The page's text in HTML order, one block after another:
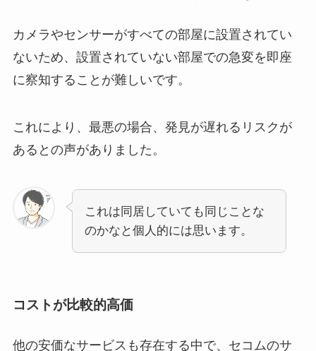
カメラやセンサーがすべての部屋に設置されてい
ないため、設置されていない部屋での急変を即座
に察知することが難しいです。
これにより、最悪の場合、発見が遅れるリスクが
あるとの声がありました。
これは同居していても同じことな
のかなと個人的には思います。
コストが比較的高価
他の安価なサービスも存在する中で、セコムのサ